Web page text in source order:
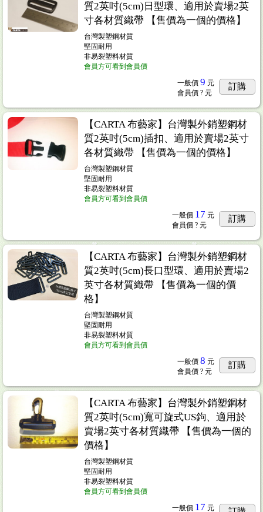
質2英吋(5cm)日型環、適用於賣場2英
寸各材質織帶 【售價為一個的價格】
台灣製塑鋼材質
堅固耐用
非易裂塑料材質
會員方可看到會員價
一般價 9 元
會員價 ? 元
訂購
【CARTA 布藝家】台灣製外銷塑鋼材
質2英吋(5cm)插扣、適用於賣場2英寸
各材質織帶 【售價為一個的價格】
台灣製塑鋼材質
堅固耐用
非易裂塑料材質
會員方可看到會員價
一般價 17 元
會員價 ? 元
訂購
【CARTA 布藝家】台灣製外銷塑鋼材
質2英吋(5cm)長口型環、適用於賣場2
英寸各材質織帶 【售價為一個的價
格】
台灣製塑鋼材質
堅固耐用
非易裂塑料材質
會員方可看到會員價
一般價 8 元
會員價 ? 元
訂購
【CARTA 布藝家】台灣製外銷塑鋼材
質2英吋(5cm)寬可旋式US鉤、適用於
賣場2英寸各材質織帶 【售價為一個的
價格】
台灣製塑鋼材質
堅固耐用
非易裂塑料材質
會員方可看到會員價
一般價 17 元